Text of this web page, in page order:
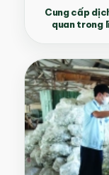
Cung cấp
quan trong